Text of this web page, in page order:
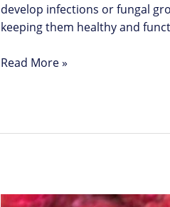
develop infections or fungal
keeping them healthy and
Read More »
El